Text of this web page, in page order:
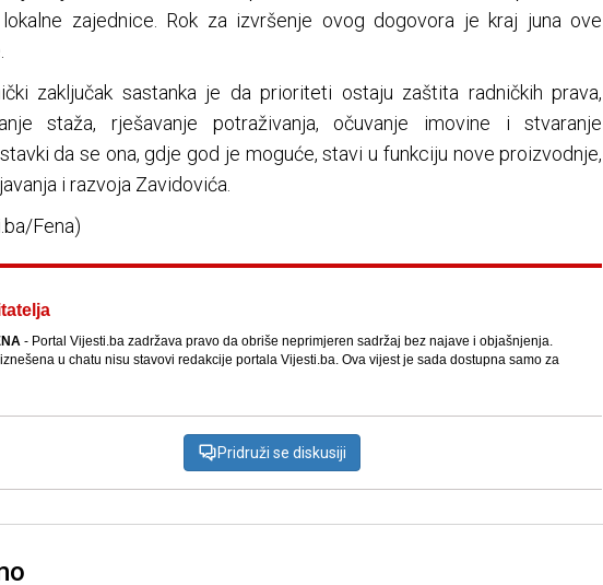
zajednice. Rok za izvršenje ovog dogovora je kraj juna ove
zaključak sastanka je da prioriteti ostaju zaštita radničkih prava,
staža, rješavanje potraživanja, očuvanje imovine i stvaranje
da se ona, gdje god je moguće, stavi u funkciju nove proizvodnje,
i razvoja Zavidovića.
Fena)
- Portal Vijesti.ba zadržava pravo da obriše neprimjeren sadržaj bez najave i objašnjenja.
u chatu nisu stavovi redakcije portala Vijesti.ba. Ova vijest je sada dostupna samo za
Pridruži se diskusiji